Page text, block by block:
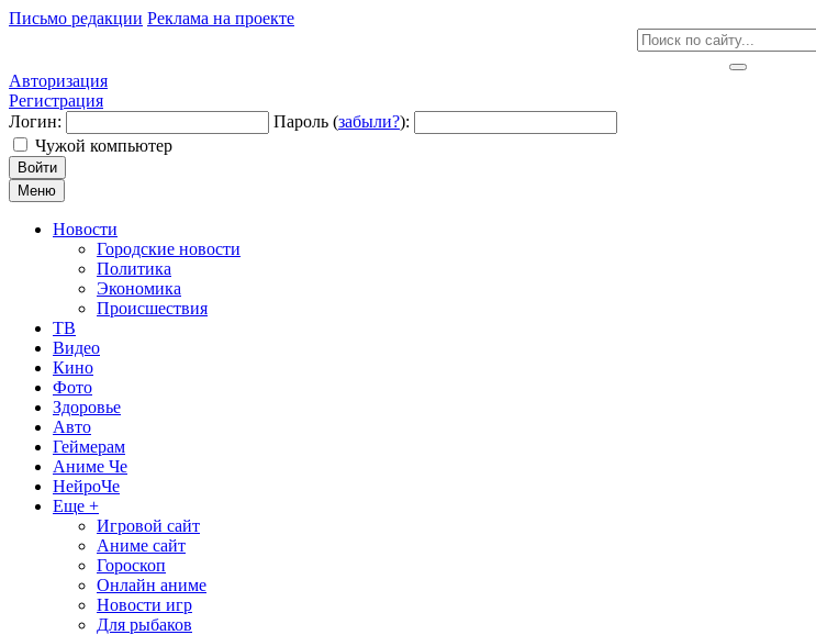
Письмо редакции Реклама на проекте
Авторизация
Регистрация
Логин:
Пароль (забыли?):
Чужой компьютер
Войти
Меню
Новости
Городские новости
Политика
Экономика
Происшествия
ТВ
Видео
Кино
Фото
Здоровье
Авто
Геймерам
Аниме Че
НейроЧе
Еще +
Игровой сайт
Аниме сайт
Гороскоп
Онлайн аниме
Новости игр
Для рыбаков